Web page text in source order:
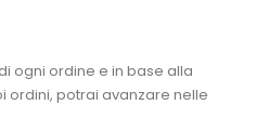
ogni ordine e in base alla
ordini, potrai avanzare nelle